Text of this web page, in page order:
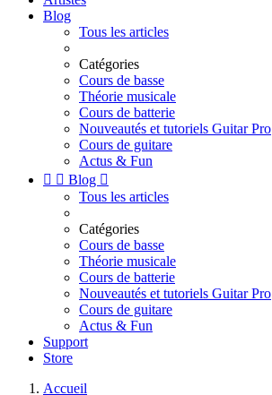
Blog
Tous les articles
Catégories
Cours de basse
Théorie musicale
Cours de batterie
Nouveautés et tutoriels Guitar Pro
Cours de guitare
Actus & Fun
  Blog 
Tous les articles
Catégories
Cours de basse
Théorie musicale
Cours de batterie
Nouveautés et tutoriels Guitar Pro
Cours de guitare
Actus & Fun
Support
Store
Accueil